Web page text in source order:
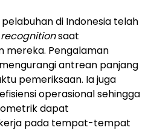
di Indonesia telah
saat
mereka. Pengalaman
antrean panjang
pemeriksaan. Ia juga
operasional sehingga
dapat
pada tempat-tempat